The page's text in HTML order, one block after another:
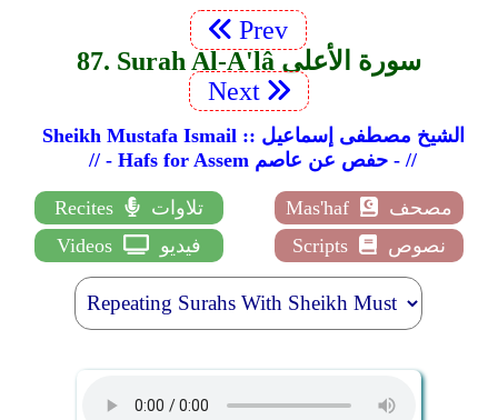
Prev
87. Surah Al-A'lâ سورة الأعلى
Next
Sheikh Mustafa Ismail :: الشيخ مصطفى إسماعيل
// - Hafs for Assem حفص عن عاصم - //
Recites تلاوات Mas'haf
مصحف
Videos
فيديو Scripts نصوص